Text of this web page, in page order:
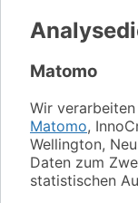
Matomo
Wir
Matomo,
Wellington,
Daten zum
statistischen